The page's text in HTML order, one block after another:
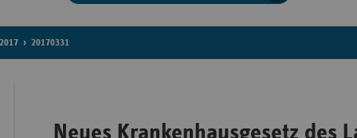
der
2017 20170331
Neues Krankenhausgesetz des